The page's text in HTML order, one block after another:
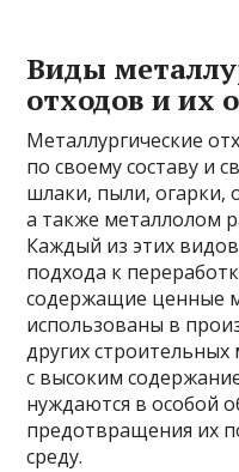
Виды
отходов и их
Металлургические
по своему составу и
шлаки, пыли, огарки,
а также металлолом
Каждый из этих
подхода к
содержащие ценные
использованы в
других
с высоким
нуждаются в особой
предотвращения их
среду.